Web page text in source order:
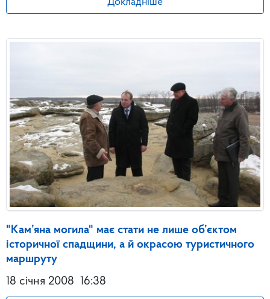
Докладніше
"Кам’яна могила" має стати не лише об’єктом
історичної спадщини, а й окрасою туристичного
маршруту
18 січня 2008 16:38